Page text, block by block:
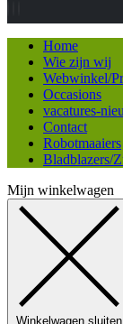
Home
Wie zijn wij
Webwinkel/
Occasions
vacatures-
Contact
Robotmaaiers
Bladblazers/
Mijn winkelwagen
Winkelwagen sluiten